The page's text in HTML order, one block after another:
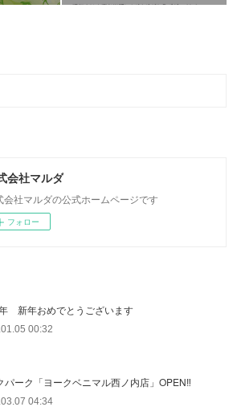
会社マルダ
会社マルダの公式ホームページです
フォロー
新年おめでとうございます
00:32
パーク「ヨークベニマル西ノ内店」OPEN‼
04:34